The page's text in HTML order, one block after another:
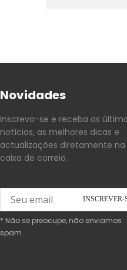
Novidades
Inscreva-se e receba as
notícias, as melhores dicas e
actualizações diretamente na
caixa de correio.
* Não se preocupe, não enviamos
spam.